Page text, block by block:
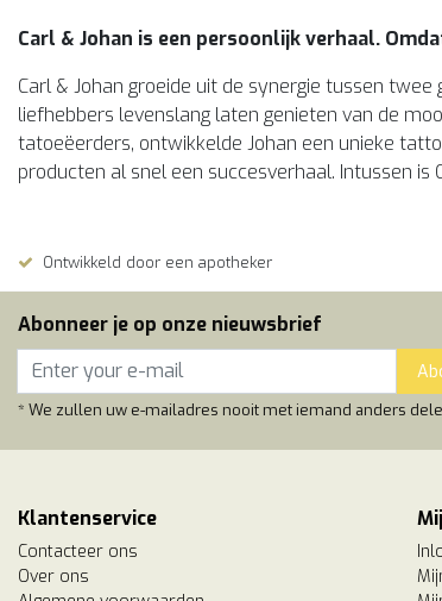
Carl & Johan is een persoonlijk verhaal.
Carl & Johan groeide uit de synergie tussen
liefhebbers levenslang laten genieten van de
tatoeëerders, ontwikkelde Johan een unieke
producten al snel een succesverhaal. Intussen
Ontwikkeld door een apotheker
Abonneer je op onze nieuwsbrief
* We zullen uw e-mailadres nooit met iemand anders
Klantenservice
Contacteer ons
Over ons